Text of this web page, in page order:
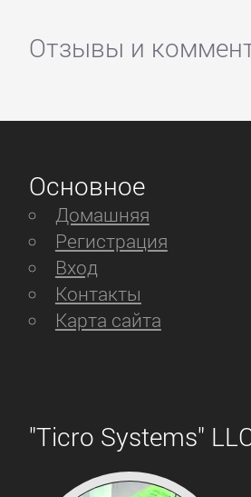
Отзывы и
Основное
Домашняя
Регистрация
Вход
Контакты
Карта сайта
"Ticro Systems"